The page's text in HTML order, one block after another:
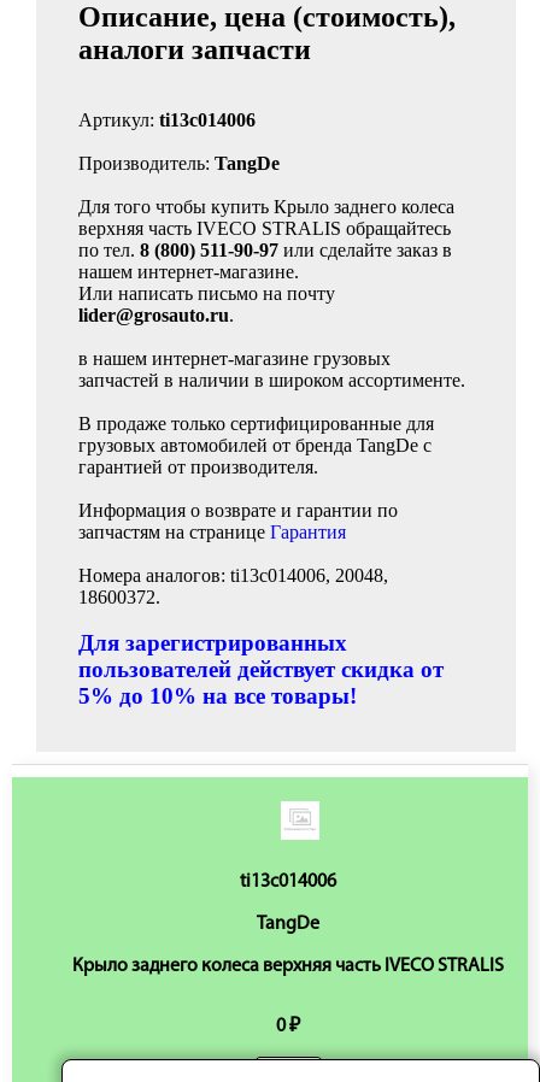
Описание, цена (стоимость),
аналоги запчасти
Артикул: ti13c014006
Производитель: TangDe
Для того чтобы купить Крыло заднего колеса
верхняя часть IVECO STRALIS обращайтесь
по тел. 8 (800) 511-90-97 или сделайте заказ в
нашем интернет-магазине.
Или написать письмо на почту
lider@grosauto.ru.
в нашем интернет-магазине грузовых
запчастей в наличии в широком ассортименте.
В продаже только сертифицированные для
грузовых автомобилей от бренда TangDe с
гарантией от производителя.
Информация о возврате и гарантии по
запчастям на странице Гарантия
Номера аналогов: ti13c014006, 20048,
18600372.
Для зарегистрированных
пользователей действует скидка от
5% до 10% на все товары!
ti13c014006
TangDe
Крыло заднего колеса верхняя часть IVECO STRALIS
0 ₽